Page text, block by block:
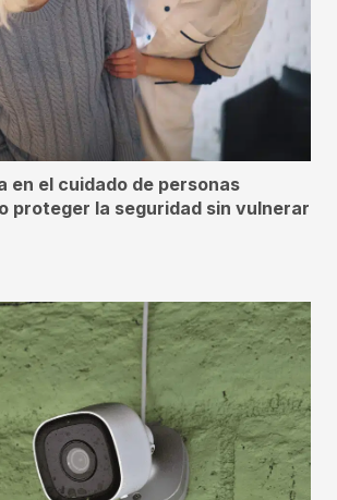
en el cuidado de personas
proteger la seguridad sin vulnerar